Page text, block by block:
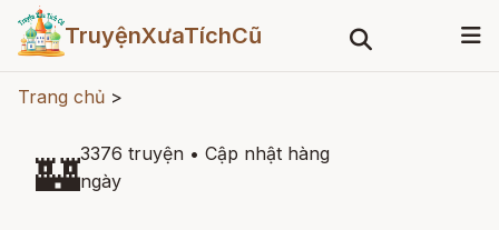
TruyệnXưaTíchCũ
Trang chủ >
🏰3376 truyện • Cập nhật hàng
ngày